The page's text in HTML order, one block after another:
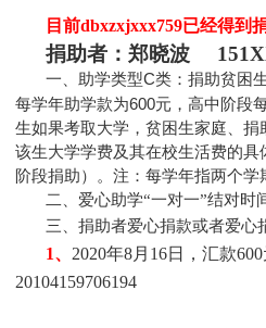
目前dbxzxjxxx759已经得到
捐助者： 郑晓波
一、助学类型C类：捐助贫困
每学年助学款为600元，高中阶段
生如果考取大学，贫困生家庭、
该生大学学费及其在校生活费的
阶段捐助）。注：每学年指两个学
二、爱心助学“一对一”结对时
三、捐助者爱心捐款或者爱心
1、 2020年8月16日，汇款
20104159706194